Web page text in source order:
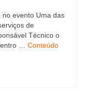
no evento Uma das
de
Técnico o
… Conteúdo